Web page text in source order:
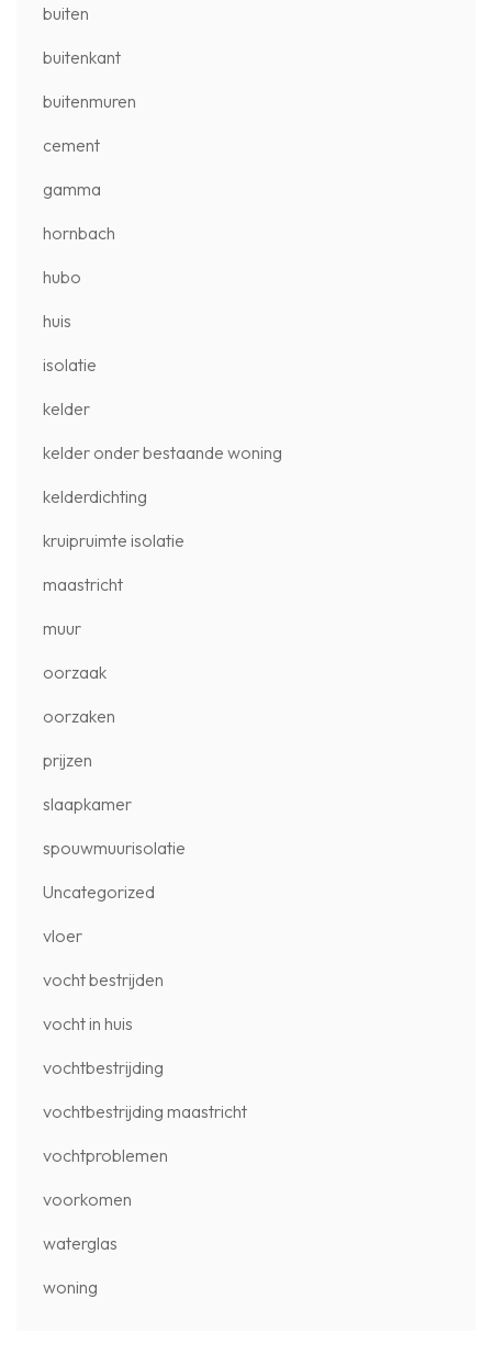
buiten
buitenkant
buitenmuren
cement
gamma
hornbach
hubo
huis
isolatie
kelder
kelder onder bestaande woning
kelderdichting
kruipruimte isolatie
maastricht
muur
oorzaak
oorzaken
prijzen
slaapkamer
spouwmuurisolatie
Uncategorized
vloer
vocht bestrijden
vocht in huis
vochtbestrijding
vochtbestrijding maastricht
vochtproblemen
voorkomen
waterglas
woning